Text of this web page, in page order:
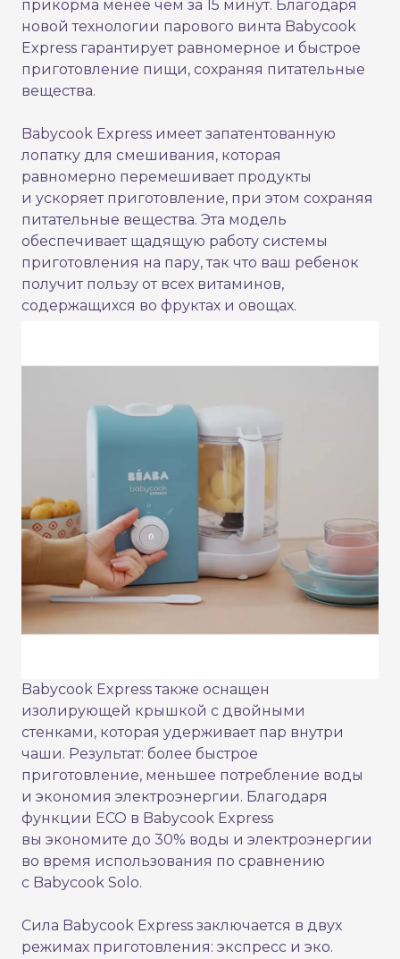
прикорма менее чем за 15 минут. Благодаря
новой технологии парового винта Babycook
Express гарантирует равномерное и быстрое
приготовление пищи, сохраняя питательные
вещества.
Babycook Express имеет запатентованную
лопатку для смешивания, которая
равномерно перемешивает продукты
и ускоряет приготовление, при этом сохраняя
питательные вещества. Эта модель
обеспечивает щадящую работу системы
приготовления на пару, так что ваш ребенок
получит пользу от всех витаминов,
содержащихся во фруктах и овощах.
Babycook Express также оснащен
изолирующей крышкой с двойными
стенками, которая удерживает пар внутри
чаши. Результат: более быстрое
приготовление, меньшее потребление воды
и экономия электроэнергии. Благодаря
функции ECO в Babycook Express
вы экономите до 30% воды и электроэнергии
во время использования по сравнению
с Babycook Solo.
Сила Babycook Express заключается в двух
режимах приготовления: экспресс и эко.